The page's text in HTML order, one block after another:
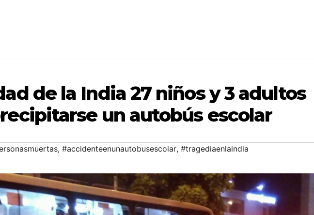
de la India 27 niños y 3 adultos
un autobús escolar
, #accidenteenunautobusescolar, #tragediaenlaindia